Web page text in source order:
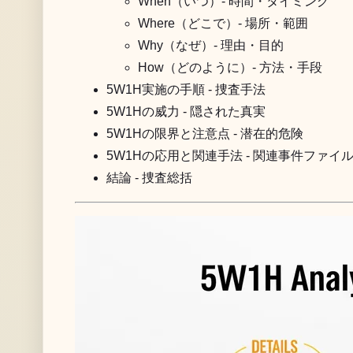
Where（どこで）- 場所・範囲
Why（なぜ）- 理由・目的
How（どのように）- 方法・手段
5W1H実施の手順 - 捜査手法
5W1Hの威力 - 隠された真実
5W1Hの限界と注意点 - 潜在的危険
5W1Hの応用と関連手法 - 関連事件ファイ
結論 - 捜査総括